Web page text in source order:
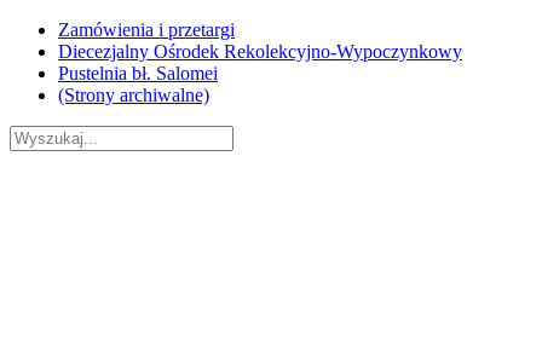
Skip
content
Zamówienia i przetargi
Diecezjalny Ośrodek Rekolekcyjno-Wypoczynkowy
Pustelnia bł. Salomei
(Strony archiwalne)